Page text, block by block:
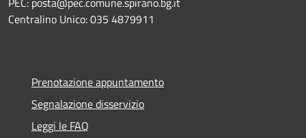
Centralino Unico: 035 4879911
Prenotazione appuntamento
Segnalazione disservizio
Leggi le FAQ